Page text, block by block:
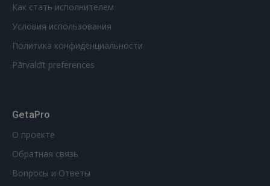
Как стать исполнителем
Условия использования
Политика конфиденциальности
Pārvaldīt preferences
GetaPro
О проекте
Обратная связь
Вопросы и Ответы